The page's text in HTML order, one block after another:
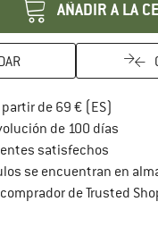
AÑADIR A LA
de 69 € (ES)
de 100 días
satisfechos
se encuentran en
de Trusted